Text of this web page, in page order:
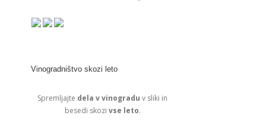
Vinogradništvo skozi leto
Spremljajte dela v vinogradu v sliki in
besedi skozi vse leto.